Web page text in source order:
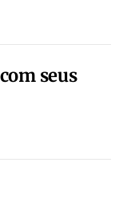
seus